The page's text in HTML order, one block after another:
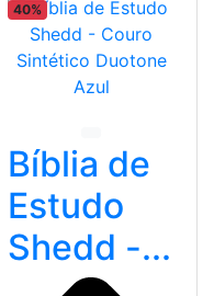
40%
Bíblia de
Estudo
Shedd -...